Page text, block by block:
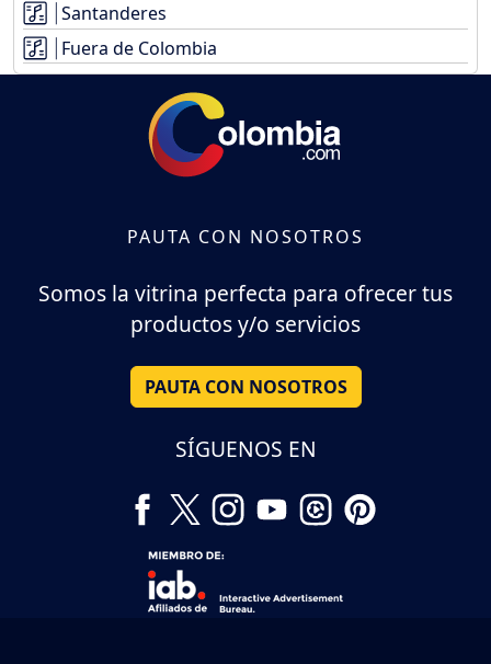
Santanderes
Fuera de Colombia
PAUTA CON NOSOTROS
Somos la vitrina perfecta para ofrecer tus
productos y/o servicios
PAUTA CON NOSOTROS
SÍGUENOS EN